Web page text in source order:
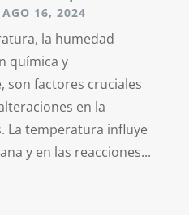
AGO 16, 2024
la humedad
química y
son factores cruciales
en la
La temperatura influye
y en las reacciones...